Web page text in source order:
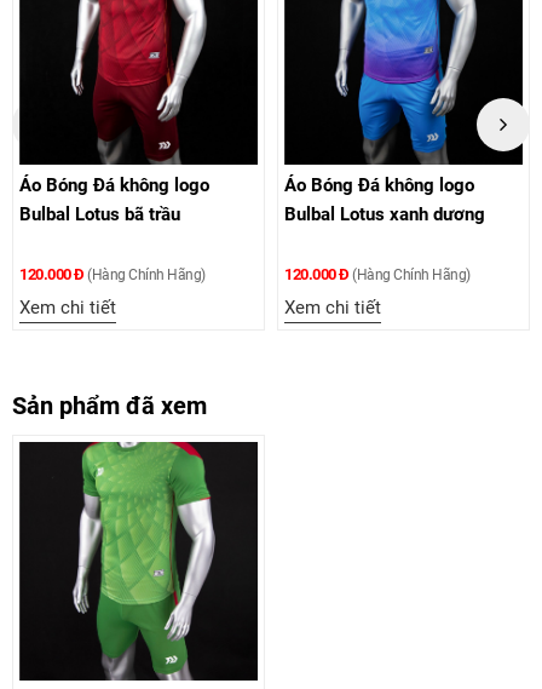
Áo Bóng Đá không logo
Bulbal Lotus bã trầu
120.000 Đ (Hàng Chính Hãng)
Xem chi tiết
Áo Bóng Đá không logo
Bulbal Lotus xanh dương
120.000 Đ (Hàng Chính Hãng)
Xem chi tiết
Sản phẩm đã xem